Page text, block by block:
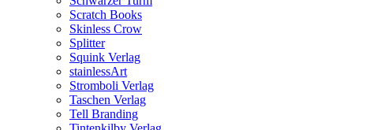
Scratch Books
Skinless Crow
Splitter
Squink Verlag
stainlessArt
Stromboli Verlag
Taschen Verlag
Tell Branding